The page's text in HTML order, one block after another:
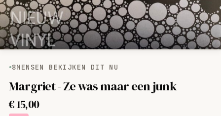
8MENSEN BEKIJKEN DIT NU
Margriet - Ze was maar een junk
€15,00